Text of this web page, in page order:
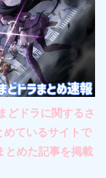
どドラに関するさ
めているサイトで
とめた記事を掲載